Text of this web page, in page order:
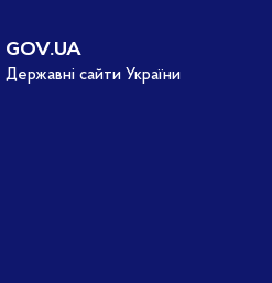
GOV.UA
Державні сайти України